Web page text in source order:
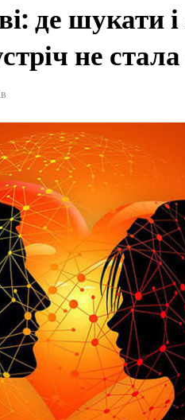
де шукати
не